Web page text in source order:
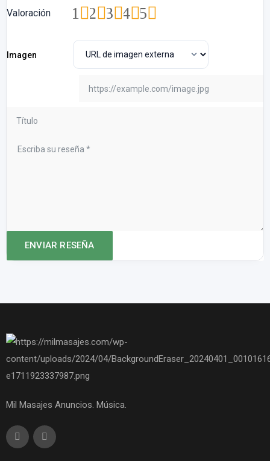
Valoración 5
4
3
2
1
Imagen
Mil Masajes Anuncios. Música.